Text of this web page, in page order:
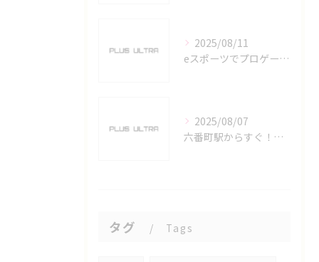
2025/08/11
eスポーツでプロゲーマーを目指す愛知県名古屋市の最新キャリアガイド
2025/08/07
六番町駅からすぐ！名古屋のeスポーツ施設で快適なプレイ環境を確保
タグ Tags